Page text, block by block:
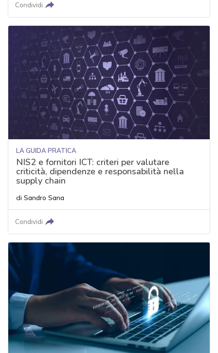
Condividi
LA GUIDA PRATICA
NIS2 e fornitori ICT: criteri per valutare
criticità, dipendenze e responsabilità nella
supply chain
di Sandro Sana
Condividi